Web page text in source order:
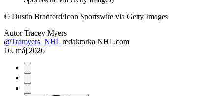
© Dustin Bradford/Icon Sportswire via Getty Images
Autor Tracey Myers
@Tramyers_NHL redaktorka NHL.com
16. máj 2026